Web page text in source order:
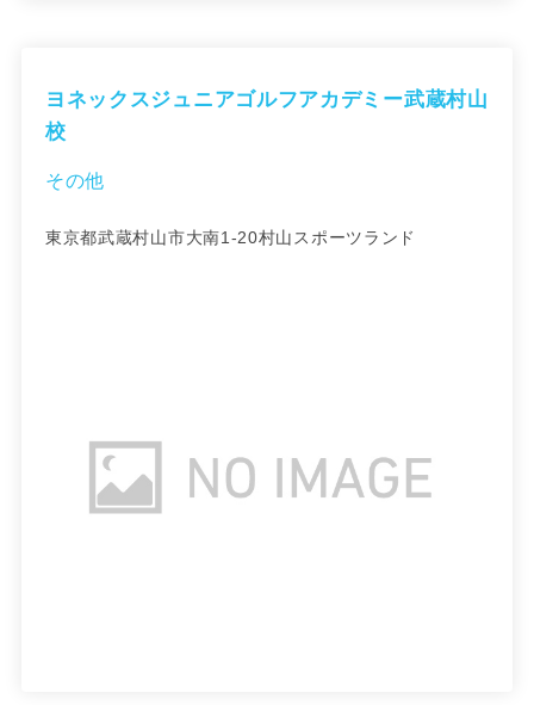
ヨネックスジュニアゴルフアカデミー武蔵村山
校
その他
東京都武蔵村山市大南1-20村山スポーツランド